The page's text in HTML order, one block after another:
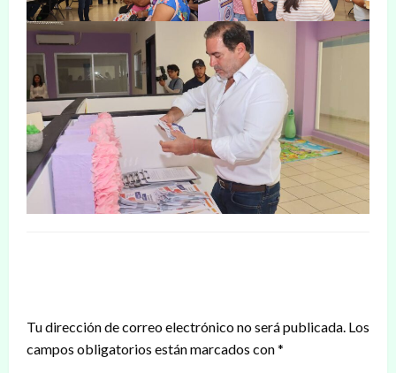
Tu dirección de correo electrónico no será publicada. Los
campos obligatorios están marcados con*